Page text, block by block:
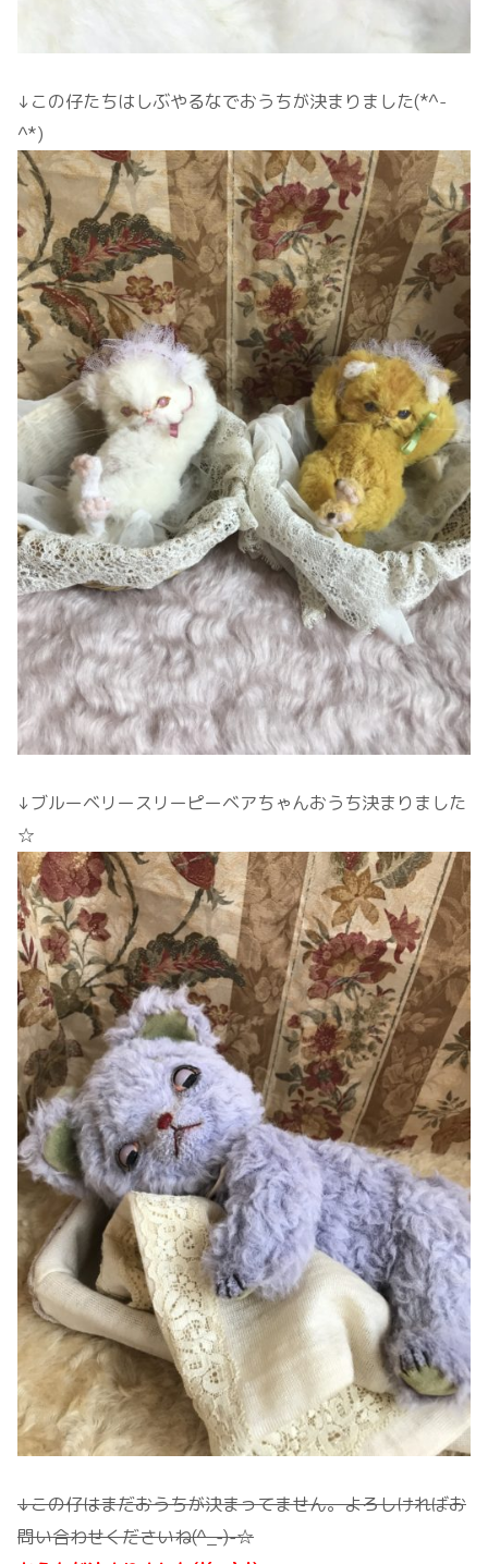
↓この仔たちはしぶやるなでおうちが決まりました(*^-
^*)
↓ブルーベリースリーピーベアちゃんおうち決まりました
☆
↓この仔はまだおうちが決まってません。よろしければお
問い合わせくださいね(^_-)-☆